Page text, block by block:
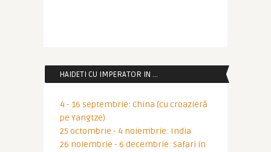
HAIDETI CU IMPERATOR IN …
4 - 16 septembrie: China (cu croazieră
pe Yangtze)
25 octombrie - 4 noiembrie: India
26 noiembrie - 6 decembrie: Safari in